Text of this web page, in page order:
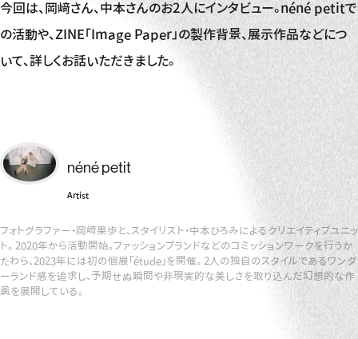
今回は、岡﨑さん、中本さんのお2人にインタビュー。néné petitで
の活動や、ZINE「Image Paper」の製作背景、展示作品などにつ
いて、詳しくお話いただきました。
néné petit
Artist
フォトグラファー・岡﨑果歩と、スタイリスト・中本ひろみによるクリエイティブユニッ
ト。 2020年から活動開始。ファッションブランドなどのコミッションワークを行うか
たわら、2023年には初の個展「étude」を開催。 2人の独自のスタイルであるワンダ
ーランド感を追求し、予期せぬ瞬間や非現実的な美しさを取り込んだ幻想的な作
風を展開している。